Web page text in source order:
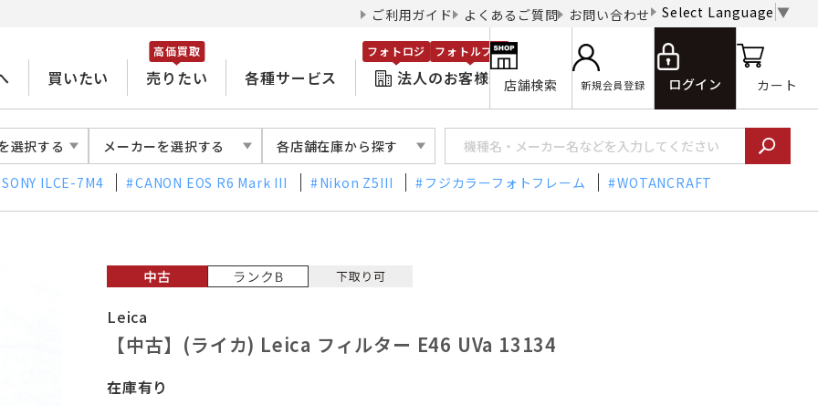
ご利用ガイド よくあるご質問 お問い合わせ Select Language ▼
買いたい 売りたい
高価買取
各種サービス 法人のお客様
フォトロジ フォトルプロ
店舗検索 新規会員登録 ログイン カート
選択する メーカーを選択する 各店舗在庫から探す
SONY ILCE-7M4 CANON EOS R6 Mark III Nikon Z5III フジカラーフォトフレーム WOTANCRAFT
Leica
【中古】(ライカ) Leica フィルター E46 UVa 13134
在庫有り